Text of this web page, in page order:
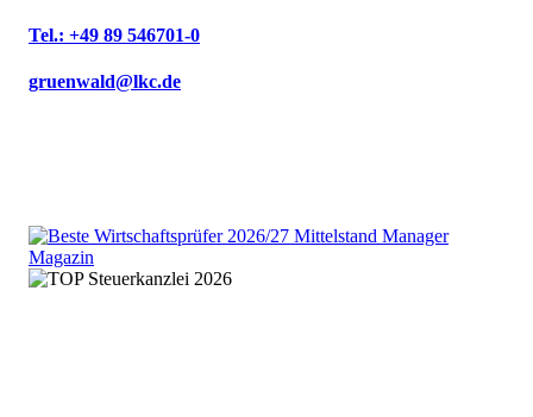
Tel.: +49 89 546701-0
gruenwald@lkc.de